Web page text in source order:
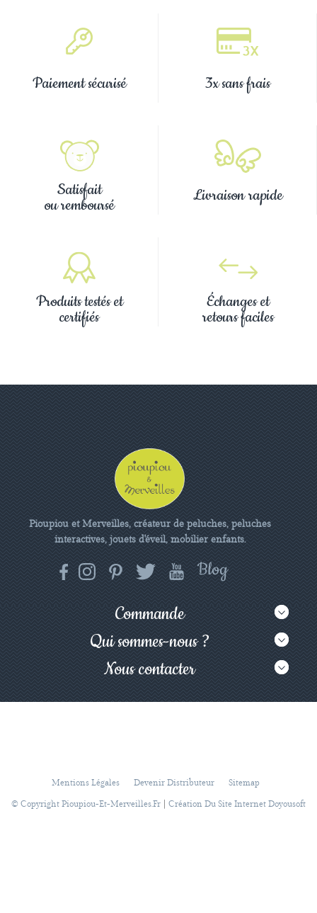
Paiement sécurisé 3x sans frais
Satisfait
ou remboursé Livraison rapide
Produits testés et
certifiés
Échanges et
retours faciles
Pioupiou et Merveilles, créateur de peluches, peluches
interactives, jouets d'éveil, mobilier enfants.
Commande
Qui sommes-nous ?
Nous contacter
Mentions Légales Devenir Distributeur
Sitemap
© Copyright Pioupiou-Et-Merveilles.fr
Création Du Site Internet Doyousoft